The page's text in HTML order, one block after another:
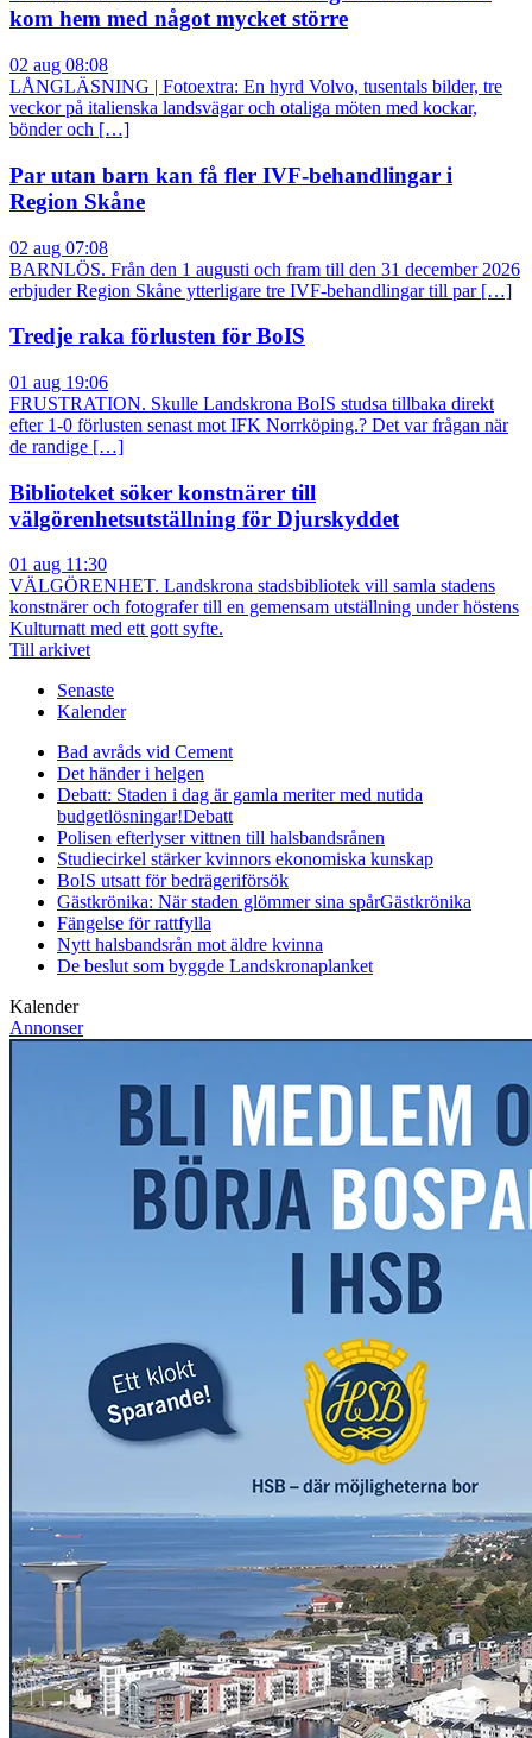
kom hem med något mycket större
02 aug 08:08
LÅNGLÄSNING | Fotoextra: En hyrd Volvo, tusentals bilder, tre
veckor på italienska landsvägar och otaliga möten med kockar,
bönder och […]
Par utan barn kan få fler IVF-behandlingar i
Region Skåne
02 aug 07:08
BARNLÖS. Från den 1 augusti och fram till den 31 december 2026
erbjuder Region Skåne ytterligare tre IVF-behandlingar till par […]
Tredje raka förlusten för BoIS
01 aug 19:06
FRUSTRATION. Skulle Landskrona BoIS studsa tillbaka direkt
efter 1-0 förlusten senast mot IFK Norrköping.? Det var frågan när
de randige […]
Biblioteket söker konstnärer till
välgörenhetsutställning för Djurskyddet
01 aug 11:30
VÄLGÖRENHET. Landskrona stadsbibliotek vill samla stadens
konstnärer och fotografer till en gemensam utställning under höstens
Kulturnatt med ett gott syfte.
Till arkivet
Senaste
Kalender
Bad avråds vid Cement
Det händer i helgen
Debatt: Staden i dag är gamla meriter med nutida
budgetlösningar!Debatt
Polisen efterlyser vittnen till halsbandsrånen
Studiecirkel stärker kvinnors ekonomiska kunskap
BoIS utsatt för bedrägeriförsök
Gästkrönika: När staden glömmer sina spårGästkrönika
Fängelse för rattfylla
Nytt halsbandsrån mot äldre kvinna
De beslut som byggde Landskronaplanket
Kalender
Annonser